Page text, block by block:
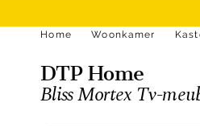
Home
Woonkamer
DTP Home
Bliss Mortex Tv-